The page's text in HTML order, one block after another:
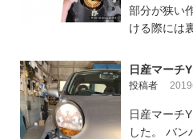
部分が狭い
ける際には
日産マーチ
投稿者
日産マーチ
した。 バ